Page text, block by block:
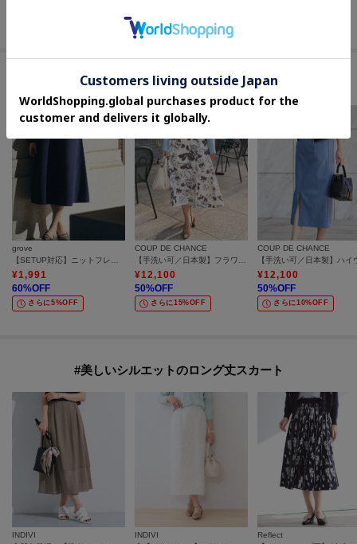
セールアイテムからのおすすめ
grove
【SETUP対応】ニットフレアスカート
¥1,991
60%OFF
さらに5%OFF
COUP DE CHANCE
【手洗い可／日本製】フラワー柄フレアスカート
¥12,100
50%OFF
さらに15%OFF
COUP DE CHANCE
¥12,100
50%OFF
さらに10%OFF
#美しいシルエットのロング丈スカート
INDIVI
INDIVI
Reflect